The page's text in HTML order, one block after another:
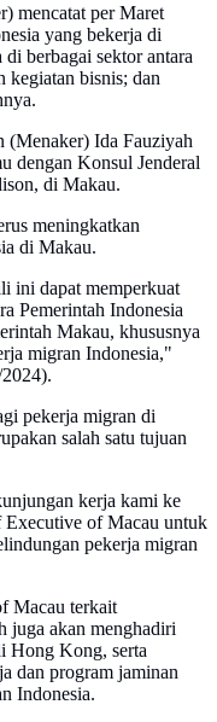
mencatat per Maret
yang bekerja di
berbagai sektor antara
kegiatan bisnis; dan
(Menaker) Ida Fauziyah
dengan Konsul Jenderal
di Makau.
meningkatkan
di Makau.
ini dapat memperkuat
Pemerintah Indonesia
Makau, khususnya
migran Indonesia,"
pekerja migran di
salah satu tujuan
kerja kami ke
Executive of Macau untuk
pekerja migran
Macau terkait
juga akan menghadiri
Hong Kong, serta
dan program jaminan
Indonesia.